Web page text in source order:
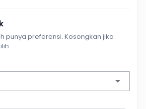
punya preferensi. Kosongkan jika